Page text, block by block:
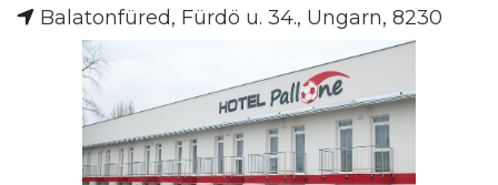
Balatonfüred, Fürdö u. 34., Ungarn, 8230